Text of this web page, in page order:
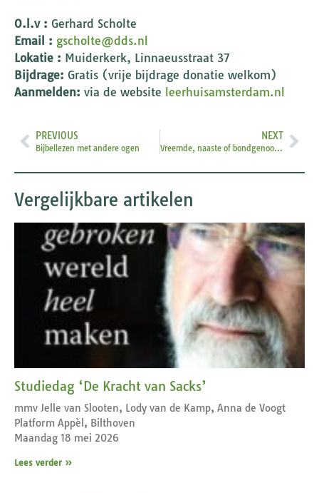
O.l.v : Gerhard Scholte
Email : gscholte@dds.nl
Lokatie : Muiderkerk, Linnaeusstraat 37
Bijdrage: Gratis (vrije bijdrage donatie welkom)
Aanmelden: via de website leerhuisamsterdam.nl
PREVIOUS
Bijbellezen met andere ogen
NEXT
Vreemde, naaste of bondgenoot? Hoe spreken we in de liturgie over ‘joden’?
Vergelijkbare artikelen
Studiedag ‘De Kracht van Sacks’
mmv Jelle van Slooten, Lody van de Kamp, Anna de Voogt
Platform Appèl, Bilthoven
Maandag 18 mei 2026
Lees verder »